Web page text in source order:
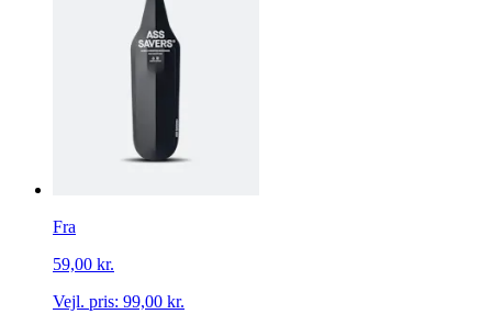
Fra
59,00 kr.
Vejl. pris: 99,00 kr.